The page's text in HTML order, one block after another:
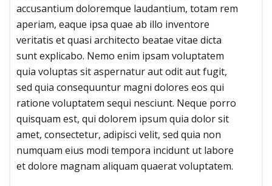
accusantium doloremque laudantium, totam rem
aperiam, eaque ipsa quae ab illo inventore
veritatis et quasi architecto beatae vitae dicta
sunt explicabo. Nemo enim ipsam voluptatem
quia voluptas sit aspernatur aut odit aut fugit,
sed quia consequuntur magni dolores eos qui
ratione voluptatem sequi nesciunt. Neque porro
quisquam est, qui dolorem ipsum quia dolor sit
amet, consectetur, adipisci velit, sed quia non
numquam eius modi tempora incidunt ut labore
et dolore magnam aliquam quaerat voluptatem.